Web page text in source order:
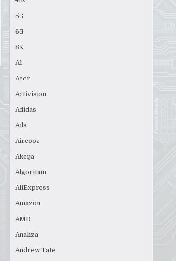
5G
6G
8K
A1
Acer
Activision
Adidas
Ads
Aircooz
Akcija
Algoritam
AliExpress
Amazon
AMD
Analiza
Andrew Tate